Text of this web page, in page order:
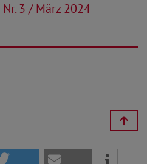
3 / März 2024